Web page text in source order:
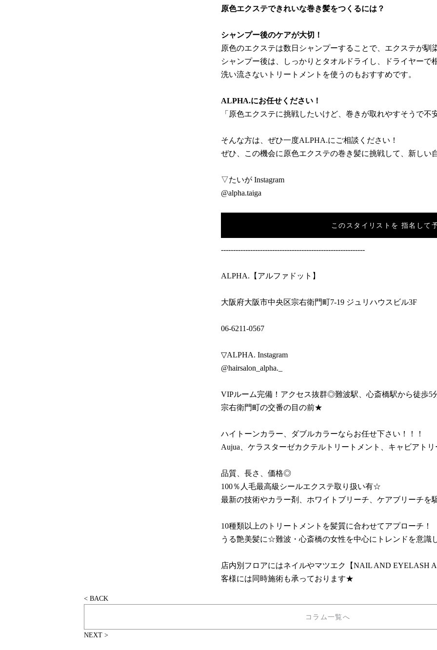
原色エクステできれいな巻き髪をつくるには？
シャンプー後のケアが大切！
原色のエクステは数日シャンプーすることで、エクステが馴
シャンプー後は、しっかりとタオルドライし、ドライヤーで
洗い流さないトリートメントを使うのもおすすめです。
ALPHA.にお任せください！
「原色エクステに挑戦したいけど、巻きが取れやすそうで不
そんな方は、ぜひ一度ALPHA.にご相談ください！
ぜひ、この機会に原色エクステの巻き髪に挑戦して、新しい
▽たいが Instagram
@alpha.taiga
このスタイリストを 指名して
-----------------------------------------------------------
ALPHA.【アルファドット】
大阪府大阪市中央区宗右衛門町7-19 ジュリハウスビル3F
06-6211-0567
▽ALPHA. Instagram
@hairsalon_alpha._
VIPルーム完備！アクセス抜群◎難波駅、心斎橋駅から徒歩5
宗右衛門町の交番の目の前★
ハイトーンカラー、ダブルカラーならお任せ下さい！！！
Aujua、ケラスターゼカクテルトリートメント、キャビアト
品質、長さ、価格◎
100％人毛最高級シールエクステ取り扱い有☆
最新の技術やカラー剤、ホワイトブリーチ、ケアブリーチ
10種類以上のトリートメントを髪質に合わせてアプローチ！
うる艶美髪に☆難波・心斎橋の女性を中心にトレンドを意識
店内別フロアにはネイルやマツエク【NAIL AND EYELASH
客様には同時施術も承っております★
< BACK
コラム一覧へ
NEXT >